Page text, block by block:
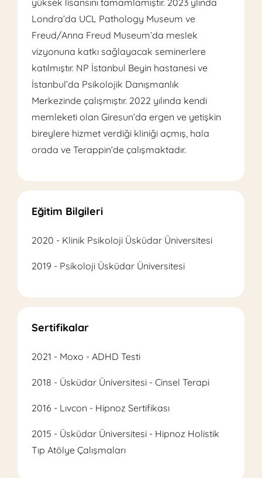
yüksek lisansını tamamlamıştır. 2023 ylında
Londra’da UCL Pathology Museum ve
Freud/Anna Freud Museum’da meslek
vizyonuna katkı sağlayacak seminerlere
katılmıştır. NP İstanbul Beyin hastanesi ve
İstanbul’da Psikolojik Danışmanlık
Merkezinde çalışmıştır. 2022 yılında kendi
memleketi olan Giresun’da ergen ve yetişkin
bireylere hizmet verdiği kliniği açmış, hala
orada ve Terappin’de çalışmaktadır.
Eğitim Bilgileri
2020 - Klinik Psikoloji Üsküdar Üniversitesi
2019 - Psikoloji Üsküdar Üniversitesi
Sertifikalar
2021 - Moxo - ADHD Testi
2018 - Üsküdar Üniversitesi - Cinsel Terapi
2016 - Lıvcon - Hipnoz Sertifikası
2015 - Üsküdar Üniversitesi - Hipnoz Holistik
Tıp Atölye Çalışmaları